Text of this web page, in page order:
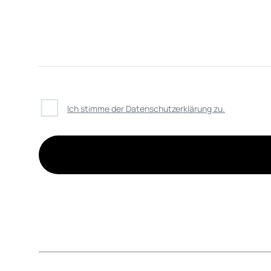
☐ Ich stimme der Datenschutzerklärung zu.